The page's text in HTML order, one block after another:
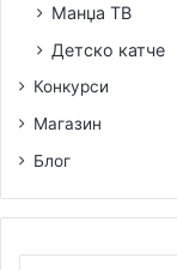
Манџа ТВ
Детско катче
Конкурси
Магазин
Блог